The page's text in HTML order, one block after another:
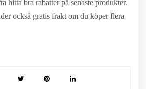
hitta bra rabatter på senaste produkter.
också gratis frakt om du köper flera